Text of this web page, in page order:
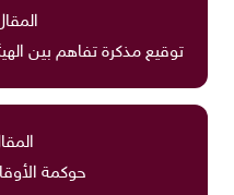
توقيع مذكرة تفاهم بين
حوكمة